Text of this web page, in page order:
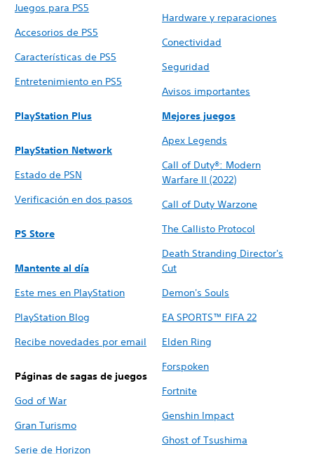
Juegos para PS5
Accesorios de PS5
Características de PS5
Entretenimiento en PS5
Hardware y reparaciones
Conectividad
Seguridad
Avisos importantes
PlayStation Plus
PlayStation Network
Estado de PSN
Verificación en dos pasos
PS Store
Mantente al día
Este mes en PlayStation
PlayStation Blog
Recibe novedades por email
Páginas de sagas de juegos
God of War
Gran Turismo
Serie de Horizon
Mejores juegos
Apex Legends
Call of Duty®: Modern
Warfare II (2022)
Call of Duty Warzone
The Callisto Protocol
Death Stranding Director's
Cut
Demon's Souls
EA SPORTS™ FIFA 22
Elden Ring
Forspoken
Fortnite
Genshin Impact
Ghost of Tsushima